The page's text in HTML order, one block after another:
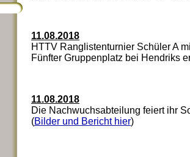
11.08.2018
HTTV Ranglistenturnier Schüler A
Fünfter Gruppenplatz bei Hendriks
11.08.2018
Die Nachwuchsabteilung feiert ihr
(Bilder und Bericht hier)